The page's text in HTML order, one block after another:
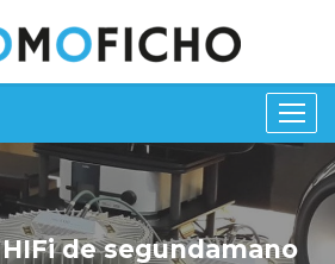
de segundamano